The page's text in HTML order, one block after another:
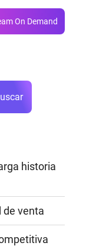
On Demand
historia
de venta